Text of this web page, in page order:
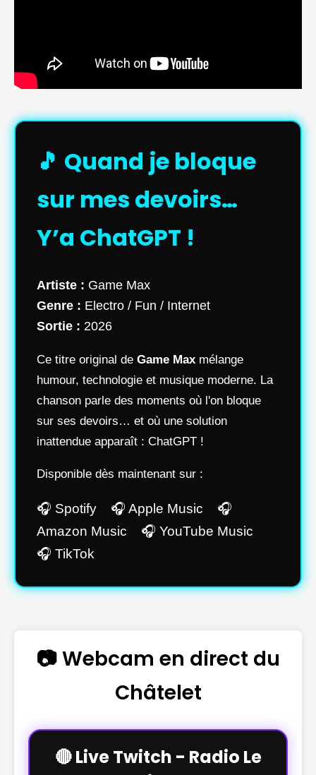
🎵 Quand je bloque
sur mes devoirs…
Y’a ChatGPT !
Artiste : Game Max
Genre : Electro / Fun / Internet
Sortie : 2026
Ce titre original de Game Max mélange
humour, technologie et musique moderne. La
chanson parle des moments où l'on bloque
sur ses devoirs… et où une solution
inattendue apparaît : ChatGPT !
Disponible dès maintenant sur :
🎧 Spotify 🎧 Apple Music 🎧
Amazon Music 🎧 YouTube Music
🎧 TikTok
📷 Webcam en direct du
Châtelet
🔴 Live Twitch - Radio Le